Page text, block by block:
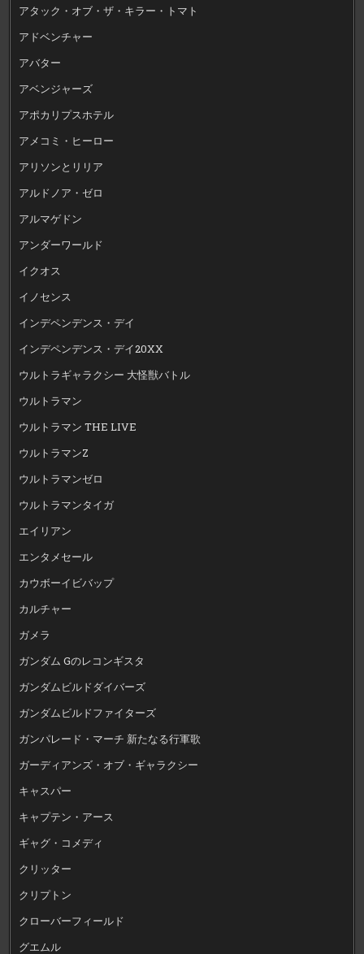
アタック・オブ・ザ・キラー・トマト
アドベンチャー
アバター
アベンジャーズ
アポカリプスホテル
アメコミ・ヒーロー
アリソンとリリア
アルドノア・ゼロ
アルマゲドン
アンダーワールド
イクオス
イノセンス
インデペンデンス・デイ
インデペンデンス・デイ20XX
ウルトラギャラクシー 大怪獣バトル
ウルトラマン
ウルトラマン THE LIVE
ウルトラマンZ
ウルトラマンゼロ
ウルトラマンタイガ
エイリアン
エンタメセール
カウボーイビバップ
カルチャー
ガメラ
ガンダム Gのレコンギスタ
ガンダムビルドダイバーズ
ガンダムビルドファイターズ
ガンパレード・マーチ 新たなる行軍歌
ガーディアンズ・オブ・ギャラクシー
キャスパー
キャプテン・アース
ギャグ・コメディ
クリッター
クリプトン
クローバーフィールド
グエムル